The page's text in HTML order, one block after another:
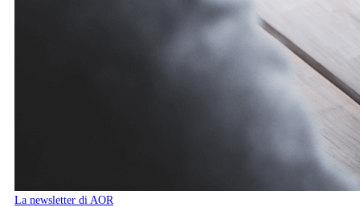
La newsletter di AOR